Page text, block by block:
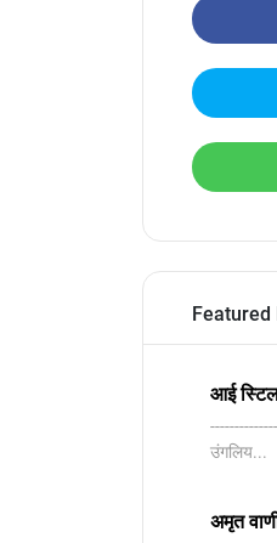
Featured
आई
उंगलिय...
अमृत